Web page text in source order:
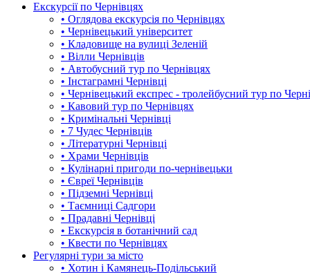
Екскурсії по Чернівцях
• Оглядова екскурсія по Чернівцях
• Чернівецький університет
• Кладовище на вулиці Зеленій
• Вілли Чернівців
• Автобусний тур по Чернівцях
• Інстаграмні Чернівці
• Чернівецький експрес - тролейбусний тур по
• Кавовий тур по Чернівцях
• Кримінальні Чернівці
• 7 Чудес Чернівців
• Літературні Чернівці
• Храми Чернівців
• Кулінарні пригоди по-чернівецьки
• Євреї Чернівців
• Підземні Чернівці
• Таємниці Садгори
• Прадавні Чернівці
• Екскурсія в ботанічний сад
• Квести по Чернівцях
Регулярні тури за місто
• Хотин і Камянець-Подільський